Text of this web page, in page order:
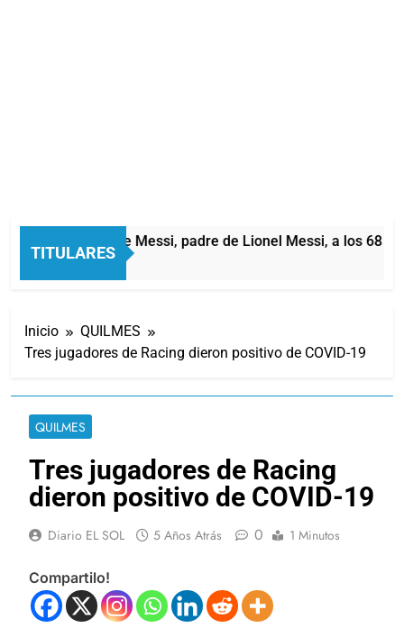
TITULARES
Murió Jorge Messi, padre de Lionel Messi, a los 68
2 Horas Atrás
Inicio
QUILMES
Tres jugadores de Racing dieron positivo de COVID-19
QUILMES
Tres jugadores de Racing
dieron positivo de COVID-19
Diario EL SOL 5 Años Atrás 0 1 Minutos
Compartilo!